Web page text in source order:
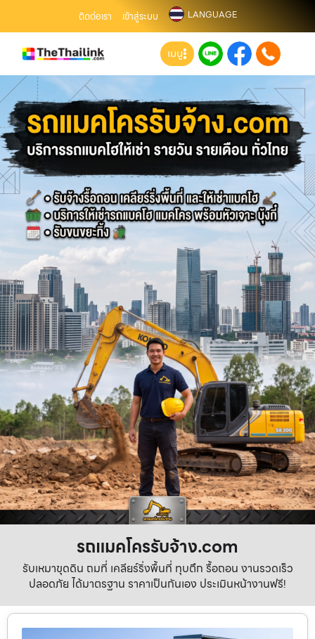
ติดต่อเรา เข้าสู่ระบบ LANGUAGE
เมนู
รถแมคโครรับจ้าง.com
รับเหมาขุดดิน ถมที่ เคลียร์ริ่งพื้นที่ ทุบตึก รื้อถอน งานรวดเร็ว
ปลอดภัย ได้มาตรฐาน ราคาเป็นกันเอง ประเมินหน้างานฟรี!